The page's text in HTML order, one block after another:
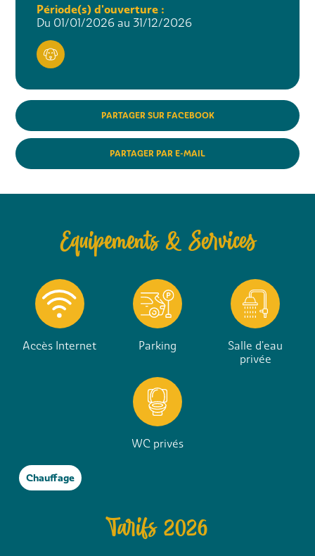
Période(s) d'ouverture :
Du 01/01/2026 au 31/12/2026
PARTAGER SUR FACEBOOK
PARTAGER PAR E-MAIL
Equipements & Services
Accès Internet Parking
Salle d'eau
privée
WC privés
Chauffage
Tarifs 2026